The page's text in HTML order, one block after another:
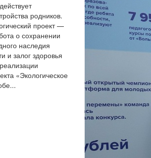
родников.
проект —
о сохранении
наследия
и залог здоровья
«Экологическое